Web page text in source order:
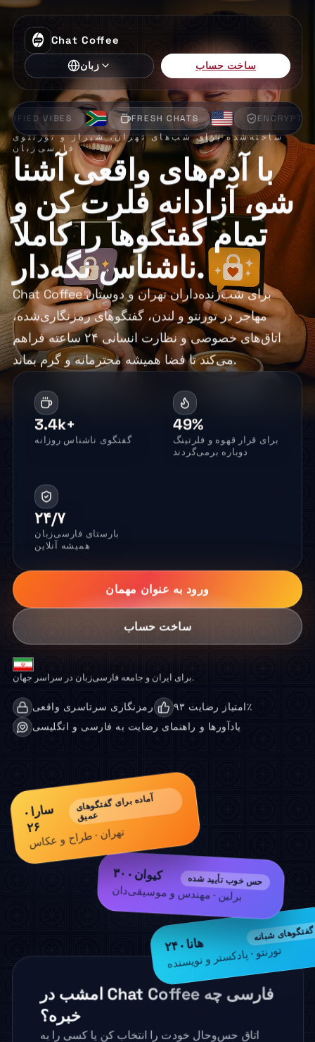
Chat Coffee
زبان ساخت حساب
FRESH CHATS ENCRYPTED
PRIVATE
ساخته‌شده برای شب‌های تهران، شیراز و تورنتوی
فارسی‌زبان
با آدم‌های واقعی آشنا
شو، آزادانه فلرت کن و
تمام گفتگوها را کاملاً
ناشناس نگه‌دار.
Chat Coffee برای شب‌زنده‌داران تهران و دوستان
مهاجر در تورنتو و لندن، گفتگوهای رمزنگاری‌شده،
اتاق‌های خصوصی و نظارت انسانی ۲۴ ساعته فراهم
می‌کند تا فضا همیشه محترمانه و گرم بماند.
3.4k+
گفتگوی ناشناس روزانه
49%
برای قرار قهوه و فلرتینگ
دوباره برمی‌گردند
۲۴/۷
بارستای فارسی‌زبان
همیشه آنلاین
ورود به عنوان مهمان
ساخت حساب
برای ایران و جامعه فارسی‌زبان در سراسر جهان.
رمزنگاری سرتاسری واقعی
امتیاز رضایت ۹۳٪
یادآورها و راهنمای رضایت به فارسی و انگلیسی
سارا ·
۲۶
آماده برای گفتگوهای
عمیق
تهران · طراح و عکاس
کیوان · ۳۰ حس خوب تأیید شده
برلین · مهندس و موسیقی‌دان
هانا · ۲۴
گفتگوهای شبانه
تورنتو · پادکستر و نویسنده
امشب در Chat Coffee فارسی چه
خبره؟
اتاق حس‌و‌حال خودت را انتخاب کن یا کسی را به